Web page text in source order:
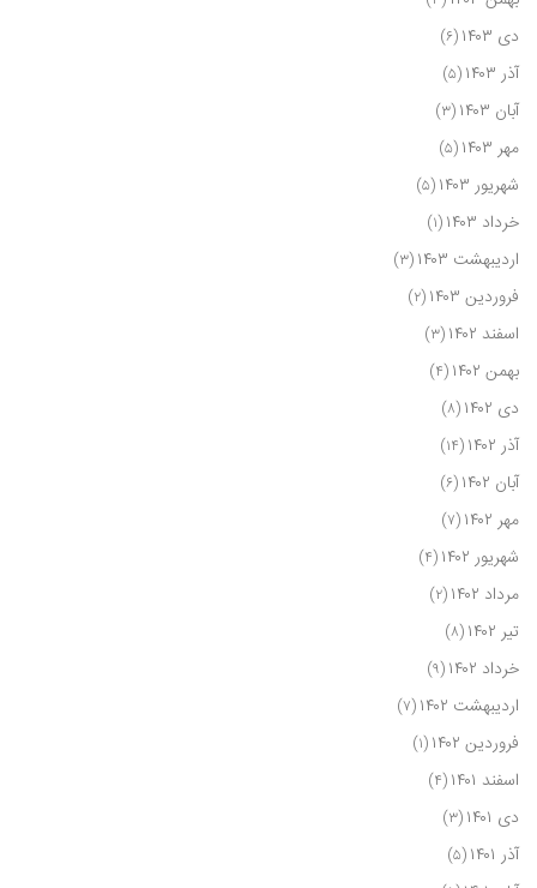
دی ۱۴۰۳ (۶)
آذر ۱۴۰۳ (۵)
آبان ۱۴۰۳ (۳)
مهر ۱۴۰۳ (۵)
شهریور ۱۴۰۳ (۵)
خرداد ۱۴۰۳ (۱)
اردیبهشت ۱۴۰۳ (۳)
فروردین ۱۴۰۳ (۲)
اسفند ۱۴۰۲ (۳)
بهمن ۱۴۰۲ (۴)
دی ۱۴۰۲ (۸)
آذر ۱۴۰۲ (۱۴)
آبان ۱۴۰۲ (۶)
مهر ۱۴۰۲ (۷)
شهریور ۱۴۰۲ (۴)
مرداد ۱۴۰۲ (۲)
تیر ۱۴۰۲ (۸)
خرداد ۱۴۰۲ (۹)
اردیبهشت ۱۴۰۲ (۷)
فروردین ۱۴۰۲ (۱)
اسفند ۱۴۰۱ (۴)
دی ۱۴۰۱ (۳)
آذر ۱۴۰۱ (۵)